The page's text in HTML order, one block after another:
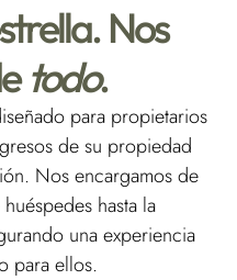
Nos
todo.
para propietarios
de su propiedad
Nos encargamos de
hasta la
una experiencia
para ellos.